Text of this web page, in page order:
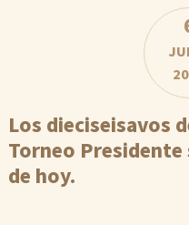
Los dieciseisavos
Torneo
de hoy.